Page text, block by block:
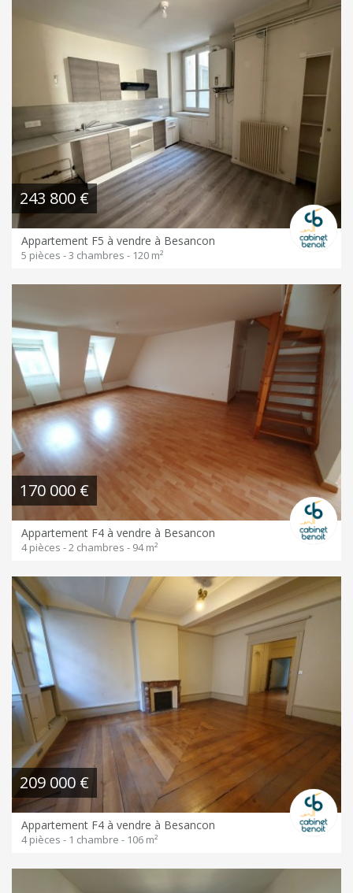
243 800 €
Appartement F5 à vendre à Besancon
5 pièces - 3 chambres - 120 m²
170 000 €
Appartement F4 à vendre à Besancon
4 pièces - 2 chambres - 94 m²
209 000 €
Appartement F4 à vendre à Besancon
4 pièces - 1 chambre - 106 m²